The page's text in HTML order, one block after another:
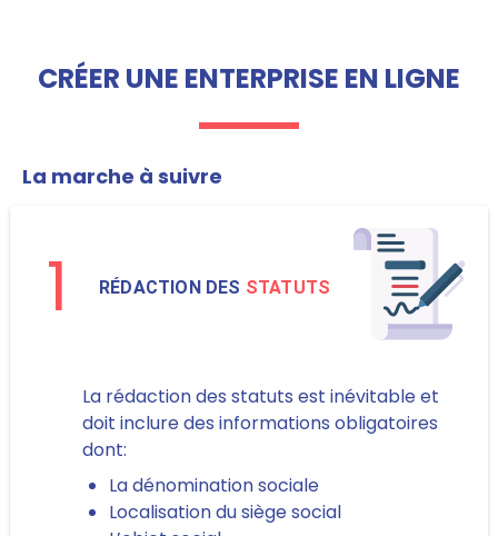
CRÉER UNE ENTERPRISE EN LIGNE
La marche à suivre
1 RÉDACTION DES STATUTS
La rédaction des statuts est inévitable et
doit inclure des informations obligatoires
dont:
La dénomination sociale
Localisation du siège social